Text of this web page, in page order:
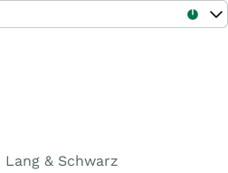
Lang & Schwarz